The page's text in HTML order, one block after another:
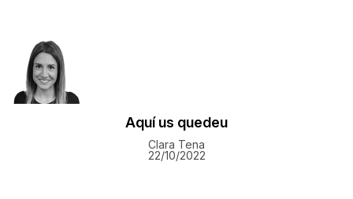
Aquí us quedeu
Clara Tena
22/10/2022